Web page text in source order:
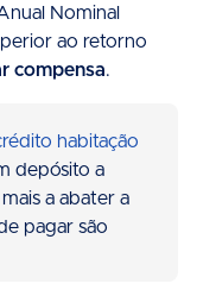
Nominal
ao retorno
compensa.
habitação
depósito a
a abater a
pagar são